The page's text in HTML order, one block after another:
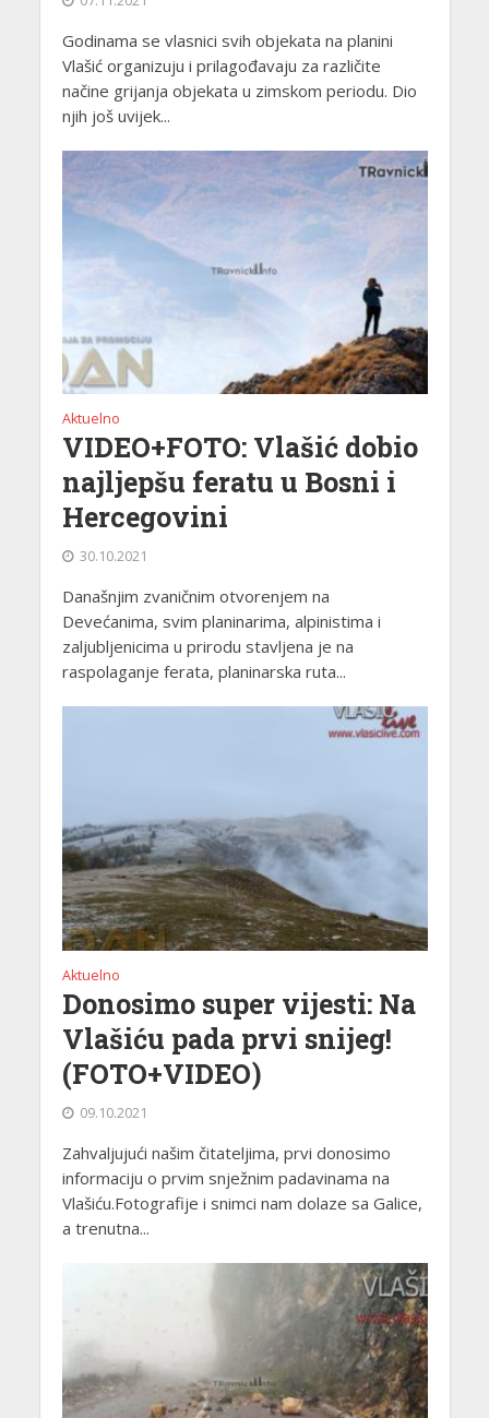
Godinama se vlasnici svih objekata na planini
Vlašić organizuju i prilagođavaju za različite
načine grijanja objekata u zimskom periodu. Dio
njih još uvijek...
Aktuelno
VIDEO+FOTO: Vlašić dobio
najljepšu feratu u Bosni i
Hercegovini
30.10.2021
Današnjim zvaničnim otvorenjem na
Devećanima, svim planinarima, alpinistima i
zaljubljenicima u prirodu stavljena je na
raspolaganje ferata, planinarska ruta...
Aktuelno
Donosimo super vijesti: Na
Vlašiću pada prvi snijeg!
(FOTO+VIDEO)
09.10.2021
Zahvaljujući našim čitateljima, prvi donosimo
informaciju o prvim snježnim padavinama na
Vlašiću.Fotografije i snimci nam dolaze sa Galice,
a trenutna...